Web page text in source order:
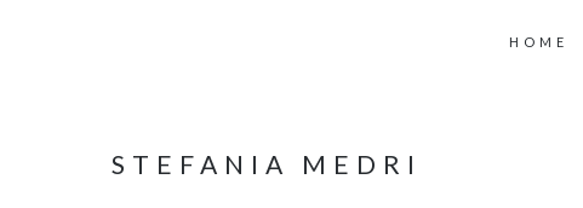
HOME
STEFANIA MEDRI